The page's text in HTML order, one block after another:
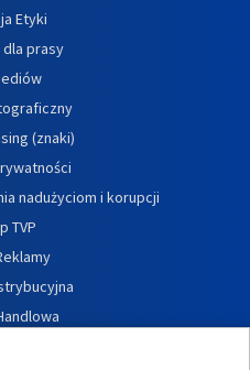
Etyki
prasy
(znaki)
nadużyciom i korupcji
TVP